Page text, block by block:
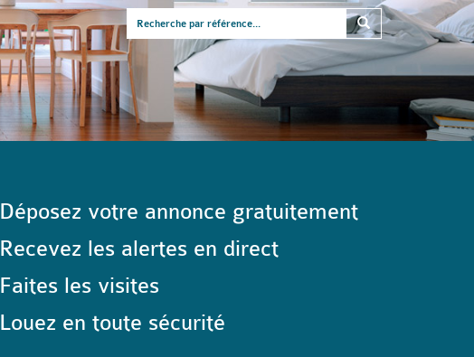
Déposez votre annonce gratuitement
Recevez les alertes en direct
Faites les visites
Louez en toute sécurité